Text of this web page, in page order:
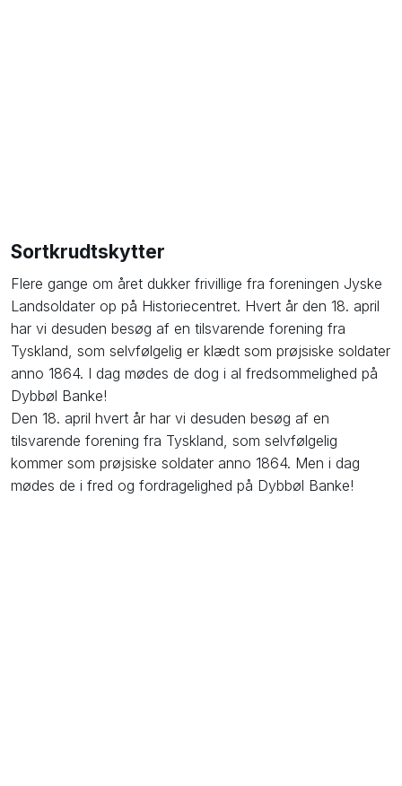
Sortkrudtskytter
​Flere gange om året dukker frivillige fra foreningen Jyske
Landsoldater op på Historiecentret. Hvert år den 18. april
har vi desuden besøg af en tilsvarende forening fra
Tyskland, som selvfølgelig er klædt som prøjsiske soldater
anno 1864. I dag mødes de dog i al fredsommelighed på
Dybbøl Banke!
Den 18. april hvert år har vi desuden besøg af en
tilsvarende forening fra Tyskland, som selvfølgelig
kommer som prøjsiske soldater anno 1864. Men i dag
mødes de i fred og fordragelighed på Dybbøl Banke!